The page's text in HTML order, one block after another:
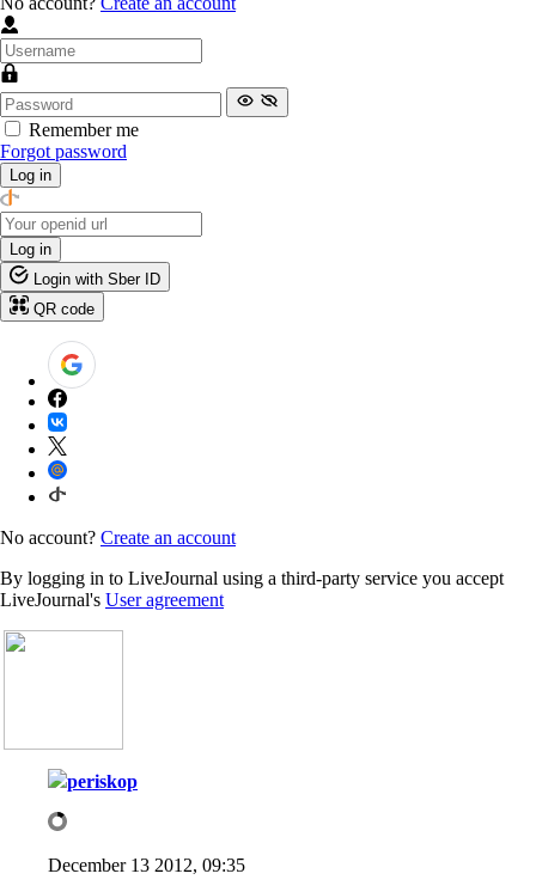
Remember me
Forgot password
Log in
Log in
Login with Sber ID
QR code
No account? Create an account
By logging in to LiveJournal using a third-party service you accept
LiveJournal's User agreement
periskop
December 13 2012, 09:35